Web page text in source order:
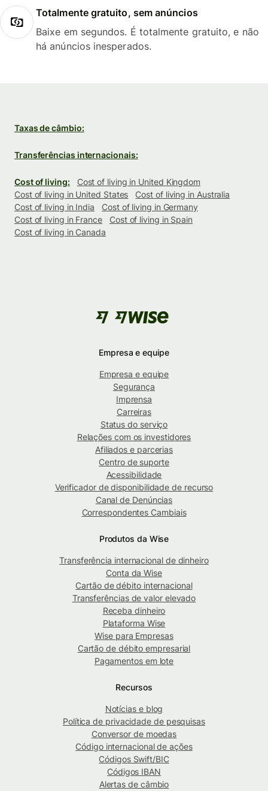
Totalmente gratuito, sem anúncios
Baixe em segundos. É totalmente gratuito, e não
há anúncios inesperados.
Taxas de câmbio:
Transferências internacionais:
Cost of living:
Cost of living in United Kingdom
Cost of living in United States
Cost of living in Australia
Cost of living in India
Cost of living in Germany
Cost of living in France
Cost of living in Spain
Cost of living in Canada
Empresa e equipe
Empresa e equipe
Segurança
Imprensa
Carreiras
Status do serviço
Relações com os investidores
Afiliados e parcerias
Centro de suporte
Acessibilidade
Verificador de disponibilidade de recurso
Canal de Denúncias
Correspondentes Cambiais
Produtos da Wise
Transferência internacional de dinheiro
Conta da Wise
Cartão de débito internacional
Transferências de valor elevado
Receba dinheiro
Plataforma Wise
Wise para Empresas
Cartão de débito empresarial
Pagamentos em lote
Recursos
Notícias e blog
Política de privacidade de pesquisas
Conversor de moedas
Código internacional de ações
Códigos Swift/BIC
Códigos IBAN
Alertas de câmbio